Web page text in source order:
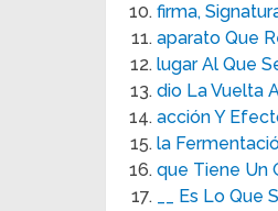
firma,
aparato Que
lugar Al Que
dio La Vuelta
acción Y
la
que Tiene Un
__ Es Lo